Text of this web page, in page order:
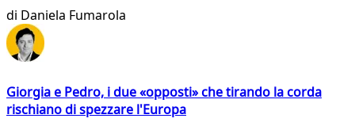
di Daniela Fumarola
Giorgia e Pedro, i due «opposti» che tirando la corda
rischiano di spezzare l'Europa